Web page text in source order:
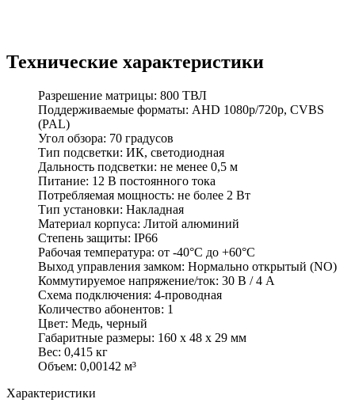
Технические характеристики
Разрешение матрицы: 800 ТВЛ
Поддерживаемые форматы: AHD 1080p/720p, CVBS
(PAL)
Угол обзора: 70 градусов
Тип подсветки: ИК, светодиодная
Дальность подсветки: не менее 0,5 м
Питание: 12 В постоянного тока
Потребляемая мощность: не более 2 Вт
Тип установки: Накладная
Материал корпуса: Литой алюминий
Степень защиты: IP66
Рабочая температура: от -40°C до +60°C
Выход управления замком: Нормально открытый (NO)
Коммутируемое напряжение/ток: 30 В / 4 А
Схема подключения: 4-проводная
Количество абонентов: 1
Цвет: Медь, черный
Габаритные размеры: 160 х 48 х 29 мм
Вес: 0,415 кг
Объем: 0,00142 м³
Характеристики